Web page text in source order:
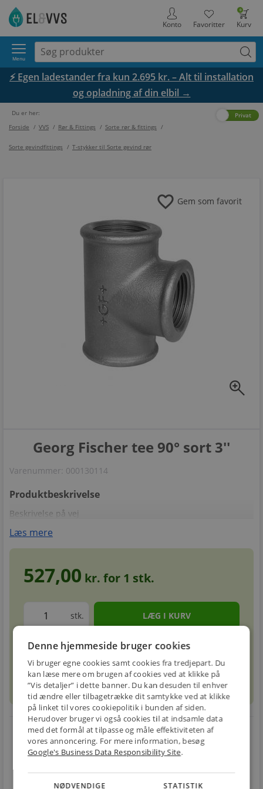
0
Kurv
Favoritter
Konto
Menu
⚡ Egen ladestander fra kun 2.695 kr. – Alt til installation
og opladning af din elbil →
Du er her:
Forside / VVS / Rør & Fittings / Sorte rør & fittings /
Sorte gevindfittings / T-stykker til Sorte gevind rør
Privat
zoom_in
favorite Gem som favorit
Georg Fischer tee 90° sort 3''
Varenummer: 000130114
Produktbeskrivelse
Beskrivelse på vej
Læs mere
527,00 kr. for 1 stk.
stk.
circleForventet leveringstid: 5-8 hverdageinfo
sellPrismatchinfo
E-MÆRKET
os
local_shipping
BILLIG
restart_alt
Denne hjemmeside bruger cookies
Vi bruger egne cookies samt cookies fra tredjepart. Du
kan læse mere om brugen af cookies ved at klikke på
”Vis detaljer” i dette banner. Du kan desuden til enhver
tid ændre eller tilbagetrække dit samtykke ved at klikke
på linket til vores cookiepolitik i bunden af siden.
Herudover bruger vi også cookies til at indsamle data
med det formål at tilpasse og måle effektiviteten af
vores annoncering. For mere information, besøg
Google's Business Data Responsibility Site.
NØDVENDIGE STATISTIK